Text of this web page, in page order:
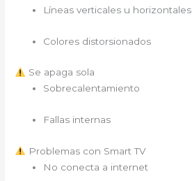
Líneas verticales u horizontales
Colores distorsionados
Se apaga sola
Sobrecalentamiento
Fallas internas
Problemas con Smart TV
No conecta a internet